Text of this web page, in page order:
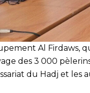
Al Firdaws,
des 3 000
du Hadj et les